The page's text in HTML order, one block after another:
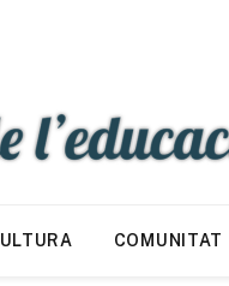
COMUNITAT